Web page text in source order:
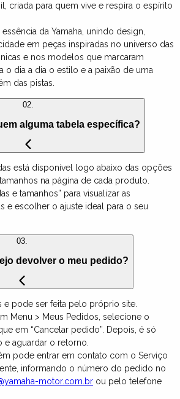
criada para quem vive e respira o espírito
da Yamaha, unindo design,
em peças inspiradas no universo das
e nos modelos que marcaram
o dia a dia o estilo e a paixão de uma
das pistas.
02.
alguma tabela específica?
está disponível logo abaixo das opções
na página de cada produto.
e tamanhos” para visualizar as
e escolher o ajuste ideal para o seu
03.
devolver o meu pedido?
e pode ser feita pelo próprio site.
Menu > Meus Pedidos, selecione o
em “Cancelar pedido”. Depois, é só
e aguardar o retorno.
pode entrar em contato com o Serviço
informando o número do pedido no
motor.com.br ou pelo telefone